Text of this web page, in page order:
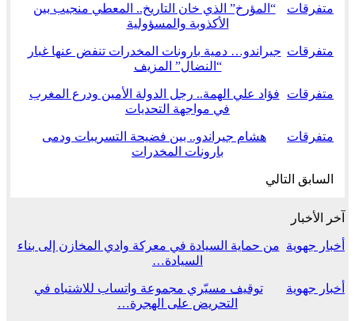
متفرقات
“المؤرخ” الذي خان التاريخ.. المعطي منجيب بين
الأكذوبة والمسؤولية
متفرقات جيراندو… دمية بارونات المخدرات تنفض عنها غبار
“النضال” المزيف
متفرقات
فؤاد علي الهمة.. رجل الدولة الأمين ودرع المغرب
في مواجهة التحديات
متفرقات
هشام جيراندو.. بين فضيحة التسريبات ودمى
بارونات المخدرات
السابق التالي
آخر الأخبار
أخبار جهوية من حماية السيادة في معركة وادي المخازن إلى بناء
السيادة…
أخبار جهوية
توقيف مسيّري مجموعة واتساب للاشتباه في
التحريض على الهجرة…